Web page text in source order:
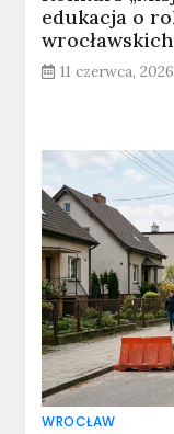
edukacja o
11 czerwca, 2026
WROCŁAW